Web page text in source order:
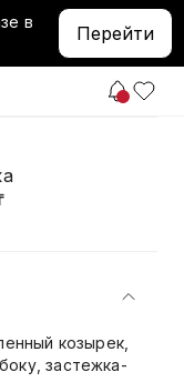
в
Перейти
козырек,
застежка-